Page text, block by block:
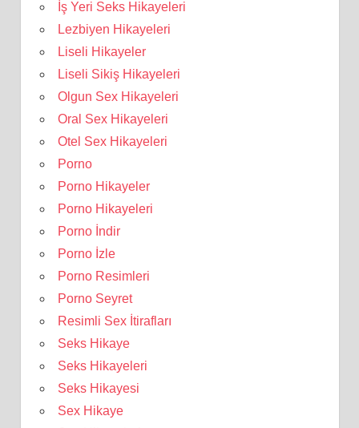
İş Yeri Seks Hikayeleri
Lezbiyen Hikayeleri
Liseli Hikayeler
Liseli Sikiş Hikayeleri
Olgun Sex Hikayeleri
Oral Sex Hikayeleri
Otel Sex Hikayeleri
Porno
Porno Hikayeler
Porno Hikayeleri
Porno İndir
Porno İzle
Porno Resimleri
Porno Seyret
Resimli Sex İtirafları
Seks Hikaye
Seks Hikayeleri
Seks Hikayesi
Sex Hikaye